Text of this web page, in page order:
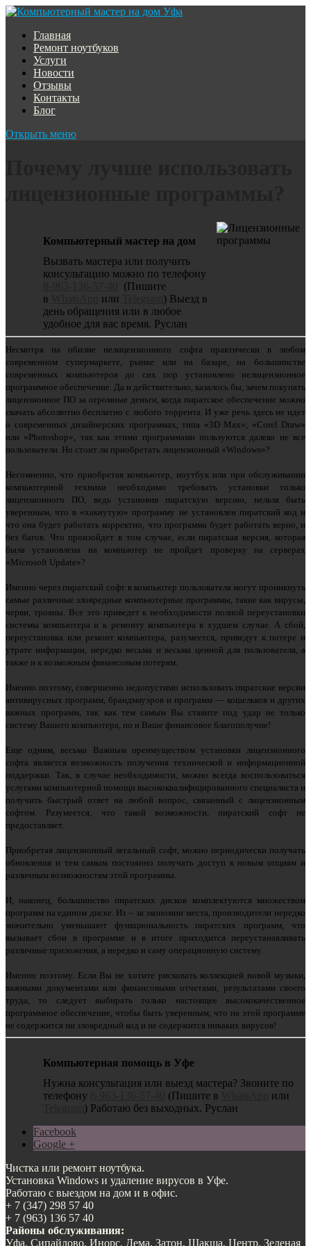
Главная
Ремонт ноутбуков
Услуги
Новости
Отзывы
Контакты
Блог
Открыть меню
Компьютерный мастер на дом
Вызвать мастера или получить
консультацию можно по телефону
(Пишите
в
или
) Выезд в
день обращения или в любое
удобное для вас время. Руслан
Несмотря на обилие нелицензионного софта практически в любом
современном супермаркете, рынке или на базаре, на большинстве
современных компьютеров до сих пор установлено нелицензионное
программное обеспечение. Да и действительно, казалось бы, зачем покупать
лицензионное ПО за огромные деньги, когда пиратское обеспечение можно
скачать абсолютно бесплатно с любого торрента. И уже речь здесь не идет
о современных дизайнерских программах, типа «3D Max», «Corel Draw»
или «Photoshop», так как этими программами пользуются далеко не все
пользователи. Но стоит ли приобретать лицензионный «Windows»?
Несомненно, что приобретая компьютер, ноутбук или при обслуживании
компьютерной техники необходимо требовать установки только
лицензионного ПО, ведь установив пиратскую версию, нельзя быть
уверенным, что в «хакнутую» программу не установлен пиратский код и
что она будет работать корректно, что программа будет работать верно, и
без багов. Что произойдет в том случае, если пиратская версия, которая
была установлена на компьютер не пройдет проверку на серверах
«Microsoft Update»?
Именно через пиратский софт в компьютер пользователя могут проникнуть
самые различные зловредные компьютерные программы, такие как вирусы,
черви, трояны. Все это приведет к необходимости полной переустановки
системы компьютера и к ремонту компьютера в худшем случае. А сбой,
переустановка или ремонт компьютера, разумеется, приведут к потере и
утрате информации, нередко весьма и весьма ценной для пользователя, а
также и к возможным финансовым потерям.
Именно поэтому, совершенно недопустимо использовать пиратские версии
антивирусных программ, брандмауэров и программ — кошельков и других
важных программ, так как тем самым Вы ставите под удар не только
систему Вашего компьютера, но и Ваше финансовое благополучие!
Еще одним, весьма Важным преимуществом установки лицензионного
софта является возможность получения технической и информационной
поддержки. Так, в случае необходимости, можно всегда воспользоваться
услугами компьютерной помощи высококвалифицированного специалиста и
получить быстрый ответ на любой вопрос, связанный с лицензионным
софтом. Разумеется, что такой возможности, пиратский софт не
предоставляет.
Приобретая лицензионный легальный софт, можно периодически получать
обновления и тем самым постоянно получать доступ к новым опциям и
различным возможностям этой программы.
И, наконец, большинство пиратских дисков комплектуются множеством
программ на едином диске. Из – за экономии места, производители нередко
значительно уменьшают функциональность пиратских программ, что
вызывает сбои в программе и в итоге приходится переустанавливать
различные приложения, а нередко и саму операционную систему.
Именно поэтому. Если Вы не хотите рисковать коллекцией новой музыки,
важными документами или финансовыми отчетами, результатами своего
труда, то следует выбирать только настоящее высококачественное
программное обеспечение, чтобы быть уверенным, что на этой программе
не содержится ни зловредный код и не содержится никаких вирусов!
Компьютерная помощь в Уфе
Нужна консультация или выезд мастера? Звоните по
телефону
(Пишите в
или
) Работаю без выходных. Руслан
Facebook
Google +
Чистка или ремонт ноутбука.
Установка Windows и удаление вирусов в Уфе.
Работаю с выездом на дом и в офис.
+ 7 (347) 298 57 40
+ 7 (963) 136 57 40
Районы обслуживания:
Уфа, Сипайлово, Инорс, Дема, Затон, Шакша, Центр, Зеленая